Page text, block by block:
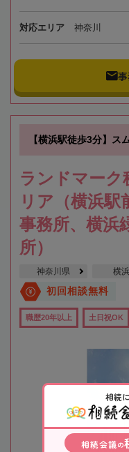
対応エリア 神奈川
【横浜駅徒歩3分】ス
ランドマーク
リア（横浜駅
事務所、横浜
所）
神奈川県 横
初回相談無料
職歴20年以上 土日祝OK
相続
相続会議の